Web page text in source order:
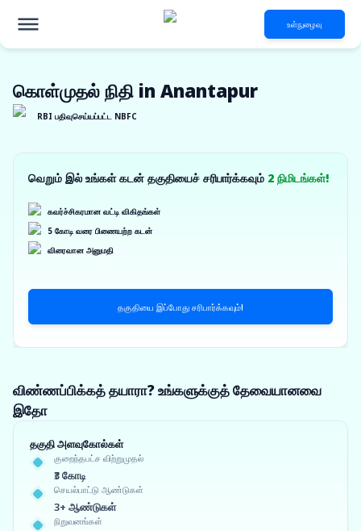
உள்நுழைவு
கொள்முதல் நிதி in Anantapur
RBI பதிவுசெய்யப்பட்ட NBFC
வெறும் இல் உங்கள் கடன் தகுதியைச் சரிபார்க்கவும் 2 நிமிடங்கள்!
கவர்ச்சிகரமான வட்டி விகிதங்கள்
5 கோடி வரை பிணையற்ற கடன்
விரைவான அனுமதி
தகுதியை இப்போது சரிபார்க்கவும்!
விண்ணப்பிக்கத் தயாரா? உங்களுக்குத் தேவையானவை
இதோ
தகுதி அளவுகோல்கள்
குறைந்தபட்ச விற்றுமுதல்
₹3 கோடி
செயல்பாட்டு ஆண்டுகள்
3+ ஆண்டுகள்
நிறுவனங்கள்